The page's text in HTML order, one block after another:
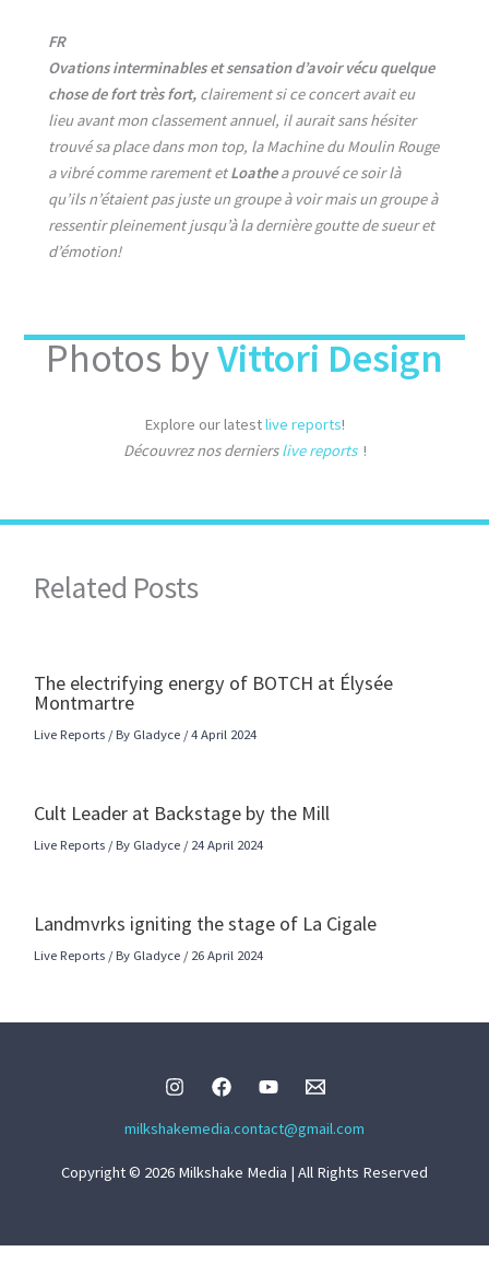
FR
Ovations interminables et sensation d’avoir vécu quelque
chose de fort très fort, clairement si ce concert avait eu
lieu avant mon classement annuel, il aurait sans hésiter
trouvé sa place dans mon top, la Machine du Moulin Rouge
a vibré comme rarement etLoathea prouvé ce soir là
qu’ils n’étaient pas juste un groupe à voir mais un groupe à
ressentir pleinement jusqu’à la dernière goutte de sueur et
d’émotion!
Photos byVittori Design
Explore our latestlive reports!
Découvrez nos dernierslive reports !
Related Posts
The electrifying energy of BOTCH at Élysée
Montmartre
Live Reports / By Gladyce /4 April 2024
Cult Leader at Backstage by the Mill
Live Reports / By Gladyce /24 April 2024
Landmvrks igniting the stage of La Cigale
Live Reports / By Gladyce /26 April 2024
milkshakemedia.contact@gmail.com
Copyright © 2026 Milkshake Media | All Rights Reserved